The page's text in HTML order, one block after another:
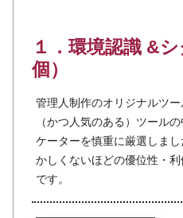
１．環境認識 &
個）
管理人制作のオリジナルツ
（かつ人気のある）ツール
ケーターを慎重に厳選しま
かしくないほどの優位性・
です。